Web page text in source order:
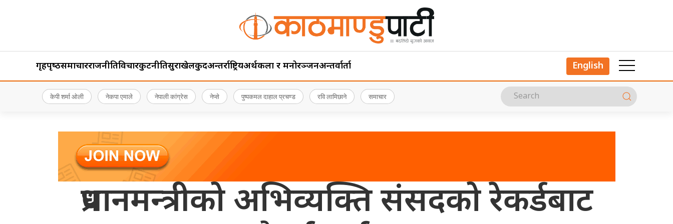
गृहपृष्‍ठसमाचारराजनीतिविचारकुटनीतिसुरक्षाखेलकुदअन्तर्राष्ट्रियअर्थकला र मनोरञ्जनअन्तर्वार्ता English
केपी शर्मा ओली नेकपा एमाले नेपाली कांग्रेस नेप्से पुष्पकमल दाहाल प्रचण्ड रवि लामिछाने समाचार
प्रधानमन्त्रीको अभिव्यक्ति संसदको रेकर्डबाट